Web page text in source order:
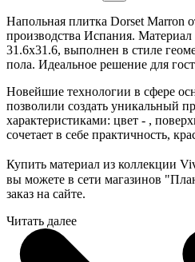
Напольная плитка Dorset Marron
производства Испания.
31.6x31.6, выполнен в стиле
пола. Идеальное решение для
Новейшие технологии в сфере
позволили создать уникальный
характеристиками: цвет - ,
сочетает в себе практичность,
Купить материал из коллекции
вы можете в сети магазинов
заказ на сайте.
Читать далее